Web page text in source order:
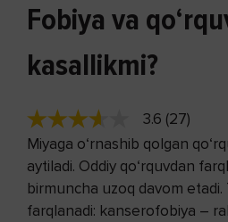
Fobiya va
kasallikmi?
3.6 (27)
Miyaga o‘rnashib qolgan
aytiladi. Oddiy qo‘rquvdan
birmuncha uzoq davom
farqlanadi: kanserofobiya –